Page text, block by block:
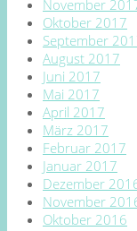
November
Oktober 2017
September
August 2017
Juni 2017
Mai 2017
April 2017
März 2017
Februar 2017
Januar 2017
Dezember
November
Oktober 2016